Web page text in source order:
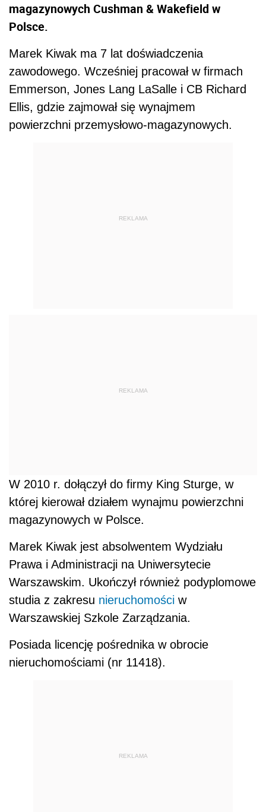
magazynowych Cushman & Wakefield w
Polsce.
Marek Kiwak ma 7 lat doświadczenia
zawodowego. Wcześniej pracował w firmach
Emmerson, Jones Lang LaSalle i CB Richard
Ellis, gdzie zajmował się wynajmem
powierzchni przemysłowo-magazynowych.
REKLAMA
REKLAMA
W 2010 r. dołączył do firmy King Sturge, w
której kierował działem wynajmu powierzchni
magazynowych w Polsce.
Marek Kiwak jest absolwentem Wydziału
Prawa i Administracji na Uniwersytecie
Warszawskim. Ukończył również podyplomowe
studia z zakresu nieruchomości w
Warszawskiej Szkole Zarządzania.
Posiada licencję pośrednika w obrocie
nieruchomościami (nr 11418).
REKLAMA